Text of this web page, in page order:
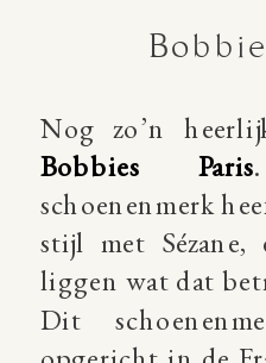
Nog zo’n
Bobbies Paris
schoenenmerk
stijl met
liggen wat dat
Dit